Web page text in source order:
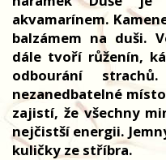
akvamarínem.
balzámem na duši.
dále tvoří růženín,
odbourání
nezanedbatelné
zajistí, že všechny
nejčistší energii.
kuličky ze stříbra.